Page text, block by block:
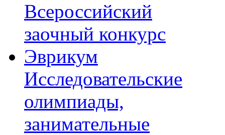
Всероссийский
заочный конкурс
Эврикум
Исследовательские
олимпиады,
занимательные